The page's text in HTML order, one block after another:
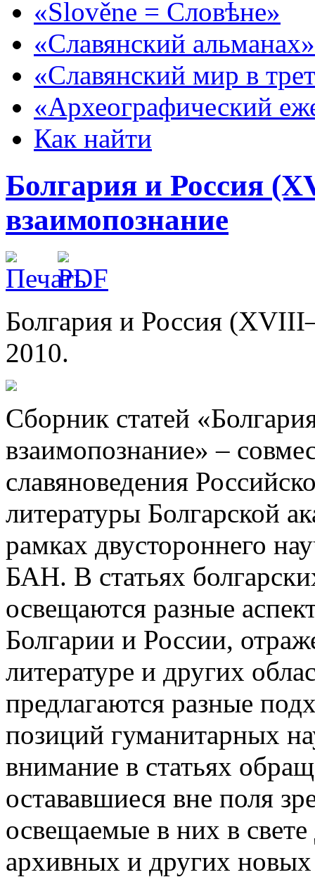
«Slověne = Словѣне»
«Славянский альманах»
«Славянский мир в
«Археографический
Как найти
Болгария и Россия
взаимопознание
Болгария и Россия
2010.
Сборник статей
взаимопознание» –
славяноведения
литературы Болгарской
рамках двустороннего
БАН. В статьях
освещаются разные
Болгарии и России,
литературе и других
предлагаются разные
позиций гуманитарных
внимание в статьях
остававшиеся вне поля
освещаемые в них в
архивных и других